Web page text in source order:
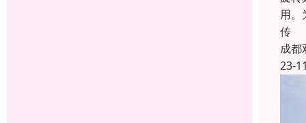
用。
传
成都
23-